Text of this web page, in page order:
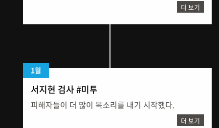
더 보기
1월
서지현 검사 #미투
피해자들이 더 많이 목소리를 내기 시작했다.
더 보기